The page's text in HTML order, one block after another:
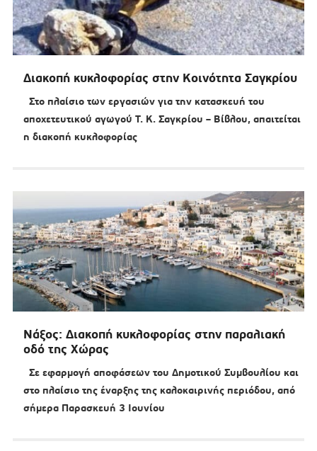
Διακοπή κυκλοφορίας στην Κοινότητα Σαγκρίου
Στο πλαίσιο των εργασιών για την κατασκευή του
αποχετευτικού αγωγού Τ. Κ. Σαγκρίου – Βίβλου, απαιτείται
η διακοπή κυκλοφορίας
Νάξος: Διακοπή κυκλοφορίας στην παραλιακή
οδό της Χώρας
Σε εφαρμογή αποφάσεων του Δημοτικού Συμβουλίου και
στο πλαίσιο της έναρξης της καλοκαιρινής περιόδου, από
σήμερα Παρασκευή 3 Ιουνίου